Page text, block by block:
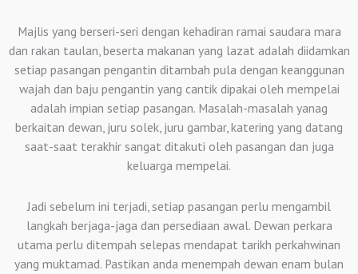
Majlis yang berseri-seri dengan kehadiran ramai saudara mara
dan rakan taulan, beserta makanan yang lazat adalah diidamkan
setiap pasangan pengantin ditambah pula dengan keanggunan
wajah dan baju pengantin yang cantik dipakai oleh mempelai
adalah impian setiap pasangan. Masalah-masalah yanag
berkaitan dewan, juru solek, juru gambar, katering yang datang
saat-saat terakhir sangat ditakuti oleh pasangan dan juga
keluarga mempelai.
Jadi sebelum ini terjadi, setiap pasangan perlu mengambil
langkah berjaga-jaga dan persediaan awal. Dewan perkara
utama perlu ditempah selepas mendapat tarikh perkahwinan
yang muktamad. Pastikan anda menempah dewan enam bulan